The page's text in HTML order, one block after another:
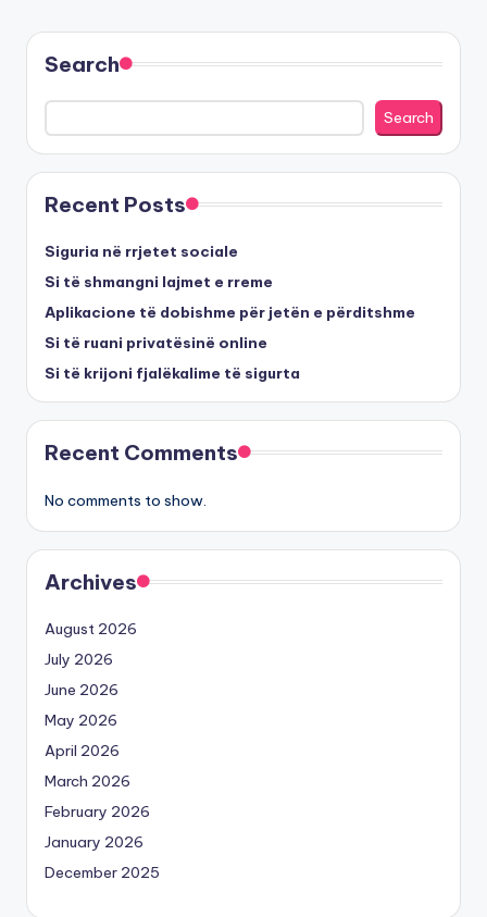
Search
Search
Recent Posts
Siguria në rrjetet sociale
Si të shmangni lajmet e rreme
Aplikacione të dobishme për jetën e përditshme
Si të ruani privatësinë online
Si të krijoni fjalëkalime të sigurta
Recent Comments
No comments to show.
Archives
August 2026
July 2026
June 2026
May 2026
April 2026
March 2026
February 2026
January 2026
December 2025